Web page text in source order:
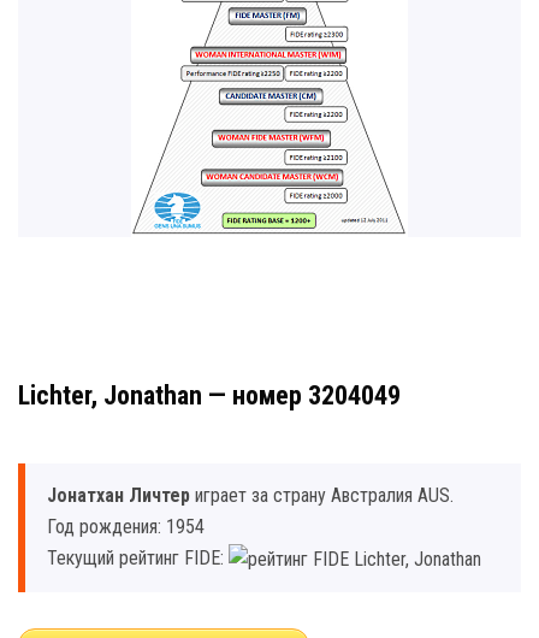
Lichter, Jonathan — номер 3204049
Jонатхан Личтер играет за страну Австралия AUS.
Год рождения: 1954
Текущий рейтинг FIDE: